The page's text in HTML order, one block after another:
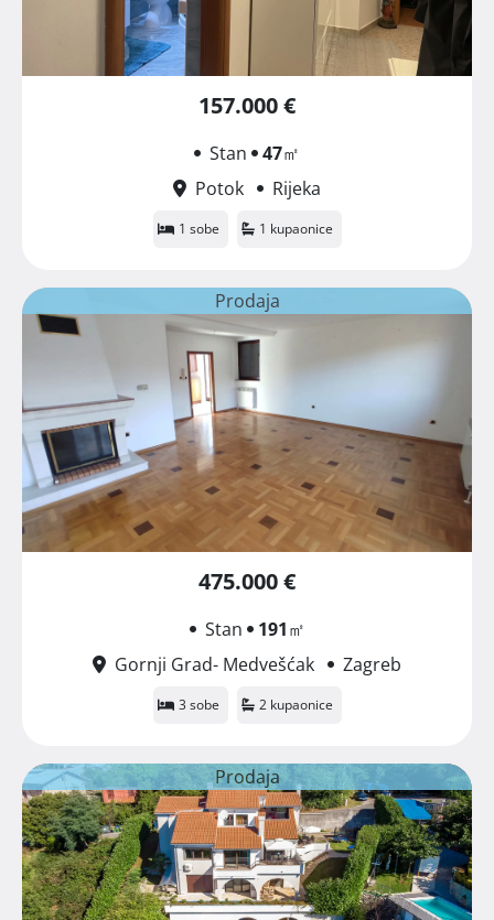
157.000 €
Stan 47㎡
Potok
Rijeka
1 sobe 1 kupaonice
Prodaja
475.000 €
Stan 191㎡
Gornji Grad- Medvešćak
Zagreb
3 sobe 2 kupaonice
Prodaja